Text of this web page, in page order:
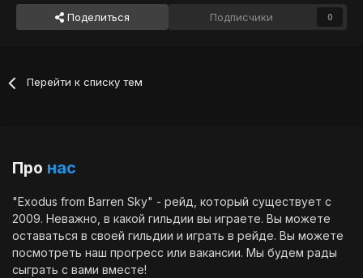
Поделиться Подписчики 0
Перейти к списку тем
Про нас
"Exodus from Barren Sky" - рейд, который существует с
2009. Неважно, в какой гильдии вы играете. Вы можете
оставаться в своей гильдии и играть в рейде. Вы можете
посмотреть наш прогресс или вакансии. Мы будем рады
сыграть с вами вместе!